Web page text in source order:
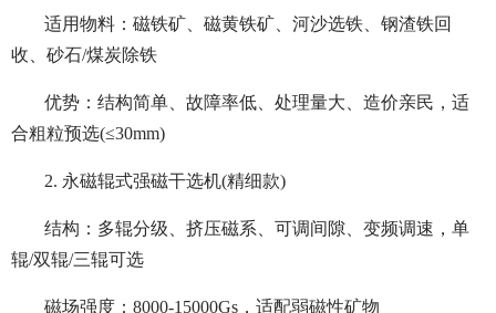
适用物料：磁铁矿、磁黄铁矿、河沙选铁、钢渣铁回
收、砂石/煤炭除铁
优势：结构简单、故障率低、处理量大、造价亲民，适
合粗粒预选(≤30mm)
2. 永磁辊式强磁干选机(精细款)
结构：多辊分级、挤压磁系、可调间隙、变频调速，单
辊/双辊/三辊可选
磁场强度：8000-15000Gs，适配弱磁性矿物